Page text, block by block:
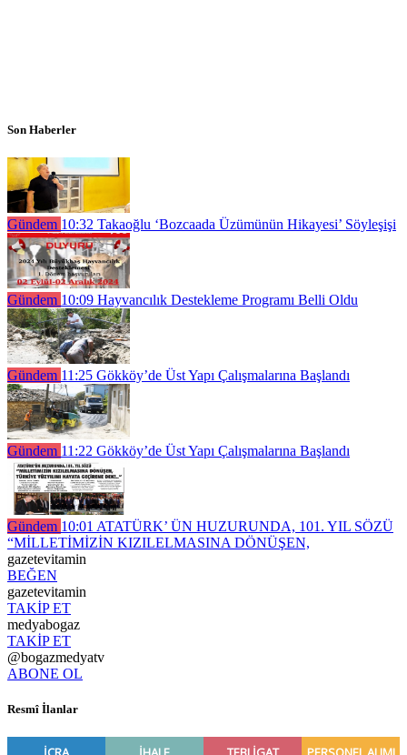
Son Haberler
Gündem 10:32 Takaoğlu ‘Bozcaada Üzümünün Hikayesi’ Söyleşişi
Gündem 10:09 Hayvancılık Destekleme Programı Belli Oldu
Gündem 11:25 Gökköy’de Üst Yapı Çalışmalarına Başlandı
Gündem 11:22 Gökköy’de Üst Yapı Çalışmalarına Başlandı
Gündem 10:01 ATATÜRK’ ÜN HUZURUNDA, 101. YIL SÖZÜ
“MİLLETİMİZİN KIZILELMASINA DÖNÜŞEN,
gazetevitamin
BEĞEN
gazetevitamin
TAKİP ET
medyabogaz
TAKİP ET
@bogazmedyatv
ABONE OL
Resmî İlanlar